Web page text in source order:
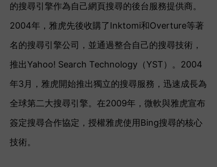
的搜尋引擎作為自己網頁搜尋的後台服務提供商。
2004年，雅虎先後收購了Inktomi和Overture等著
名的搜尋引擎公司，並通過整合自己的搜尋技術，
推出Yahoo! Search Technology（YST）。2004
年3月，雅虎開始推出獨立的搜尋服務，迅速成長為
全球第二大搜尋引擎。在2009年，微軟與雅虎宣布
簽定搜尋合作協定，授權雅虎使用Bing搜尋的核心
技術。